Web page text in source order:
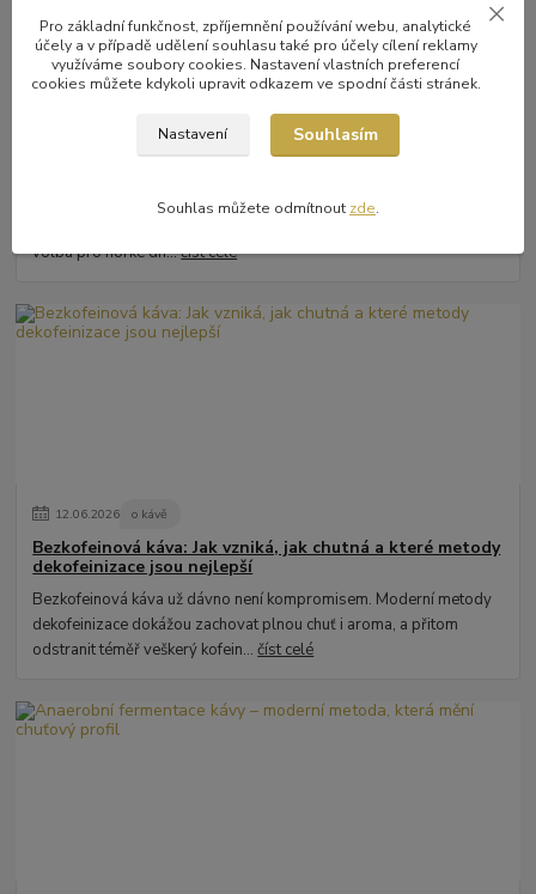
kávové nápoje
Espresso tonic je osvěžující letní kávový nápoj, který spojuje
volba pro horké dn...číst celé
12.06.2026 o kávě
Bezkofeinová káva: Jak vzniká, jak chutná a které metody
dekofeinizace jsou nejlepší
Bezkofeinová káva už dávno není kompromisem. Moderní metody
dekofeinizace dokážou zachovat plnou chuť i aroma, a přitom
odstranit téměř veškerý kofein...číst celé
Pro základní funkčnost, zpříjemnění používání webu, analytické
účely a v případě udělení souhlasu také pro účely cílení reklamy
využíváme soubory cookies. Nastavení vlastních preferencí
cookies můžete kdykoli upravit odkazem ve spodní části stránek.
Nastavení Souhlasím
Souhlas můžete odmítnout zde.